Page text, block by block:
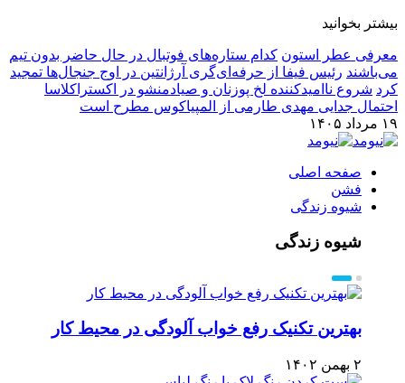
بیشتر بخوانید
معرفی عطر استون کدام ستاره‌های فوتبال در حال حاضر بدون تیم
می‌باشند رئیس فیفا از حرفه‌ای‌گری آرژانتین در اوج جنجال‌ها تمجید
کرد شروع ناامیدکننده لخ پوزنان و صیادمنشو در اکستراکلاسا
احتمال جدایی مهدی طارمی از المپیاکوس مطرح است
۱۹ مرداد ۱۴۰۵
صفحه اصلی
فشن
شیوه زندگی
شیوه زندگی
بهترین تکنیک رفع خواب آلودگی در محیط کار
۲ بهمن ۱۴۰۲